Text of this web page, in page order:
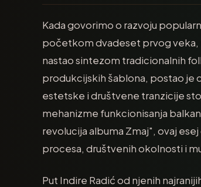
Kada govorimo o razvoju
početkom dvadeset prvog veka,
nastao sintezom tradicionalnih
produkcijskih šablona, postao je
estetske i društvene tranzicije
mehanizme funkcionisanja
revolucija albuma Zmaj", ovaj
procesa, društvenih okolnosti i
Put Indire Radić od njenih